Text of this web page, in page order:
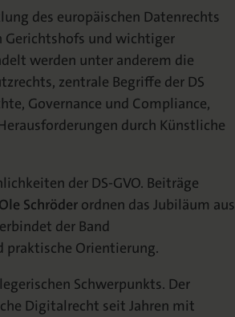
des europäischen Datenrechts
Gerichtshofs und wichtiger
werden unter anderem die
zentrale Begriffe der DS
Governance und Compliance,
durch Künstliche
der DS-GVO. Beiträge
Ole Schröder ordnen das Jubiläum aus
der Band
praktische Orientierung.
Schwerpunkts. Der
Digitalrecht seit Jahren mit